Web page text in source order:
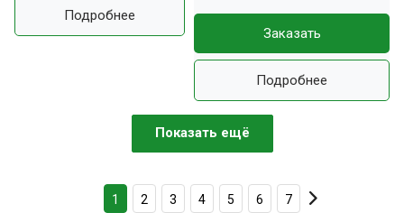
Подробнее
Заказать
Подробнее
Показать ещё
1 2 3 4 5 6 7